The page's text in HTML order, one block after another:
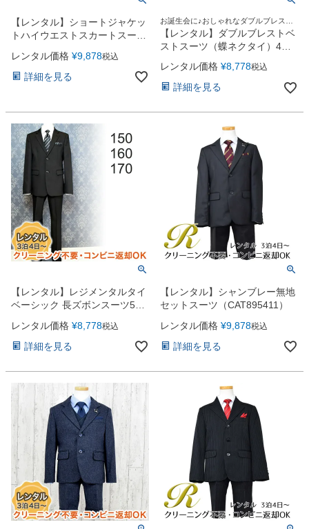
【レンタル】ショートジャケッ
トハイウエストスカートスーツ
5点セット(CAT422503)ネイビ
ー
レンタル価格 ¥9,878税込
詳細を見る
お誕生会に♪おしゃれなダブルブレスト
ベストスーツ
【レンタル】ダブルブレストベ
ストスーツ（蝶ネクタイ）4点
セット(YP153)アイボリー/ブラ
ック
レンタル価格 ¥8,778税込
詳細を見る
【レンタル】レジメンタルタイ
ベーシック 長ズボンスーツ5点
セット（CAT595602）
レンタル価格 ¥8,778税込
詳細を見る
【レンタル】シャンブレー無地
セットスーツ（CAT895411）
レンタル価格 ¥9,878税込
詳細を見る